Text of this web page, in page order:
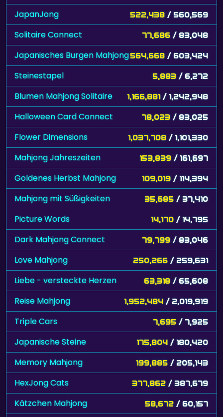
JapanJong 522,438 / 560,569
Solitaire Connect 77,686 / 83,048
Japanisches Burgen Mahjong564,668 / 603,424
Steinestapel 5,883 / 6,272
Blumen Mahjong Solitaire 1,166,881 / 1,242,948
Halloween Card Connect 78,023 / 83,025
Flower Dimensions 1,037,708 / 1,101,330
Mahjong Jahreszeiten 153,839 / 161,697
Goldenes Herbst Mahjong 109,019 / 114,394
Mahjong mit Süßigkeiten 35,685 / 37,410
Picture Words 14,170 / 14,795
Dark Mahjong Connect 79,799 / 83,046
Love Mahjong 250,266 / 259,631
Liebe - versteckte Herzen 63,318 / 65,608
Reise Mahjong 1,952,484 / 2,019,919
Triple Cars 7,695 / 7,925
Japanische Steine 175,804 / 180,420
Memory Mahjong 199,885 / 205,143
HexJong Cats 377,862 / 387,679
Kätzchen Mahjong 58,672 / 60,157